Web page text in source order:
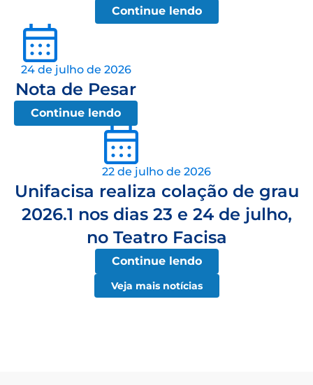
Continue lendo
24 de julho de 2026
Nota de Pesar
Continue lendo
22 de julho de 2026
Unifacisa realiza colação de grau
2026.1 nos dias 23 e 24 de julho,
no Teatro Facisa
Continue lendo
Veja mais notícias